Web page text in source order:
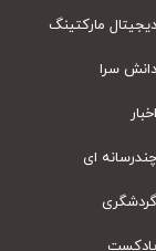
مارکتینگ
سرا
ای